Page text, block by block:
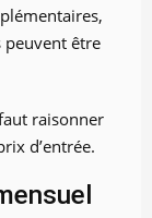
peuvent être
raisonner
d’entrée.